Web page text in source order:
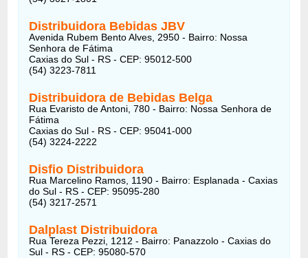
Distribuidora Bebidas JBV
Avenida Rubem Bento Alves, 2950 - Bairro: Nossa
Senhora de Fátima
Caxias do Sul - RS - CEP: 95012-500
(54) 3223-7811
Distribuidora de Bebidas Belga
Rua Evaristo de Antoni, 780 - Bairro: Nossa Senhora de
Fátima
Caxias do Sul - RS - CEP: 95041-000
(54) 3224-2222
Disfio Distribuidora
Rua Marcelino Ramos, 1190 - Bairro: Esplanada - Caxias
do Sul - RS - CEP: 95095-280
(54) 3217-2571
Dalplast Distribuidora
Rua Tereza Pezzi, 1212 - Bairro: Panazzolo - Caxias do
Sul - RS - CEP: 95080-570